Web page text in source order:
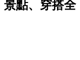
景點、穿搭全